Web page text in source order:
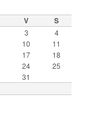
V S
3
4
10
11
17
18
24
25
31